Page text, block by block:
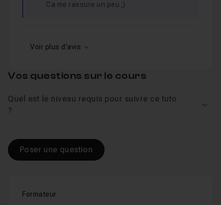
Ca me rassure un peu ;)
Voir plus d'avis
Formateur
Vos questions sur le cours
Quel est le niveau requis pour suivre ce tuto
?
Poser une question